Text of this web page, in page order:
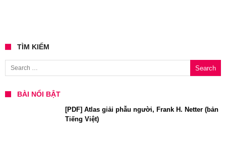
TÌM KIẾM
Search for:
BÀI NỔI BẬT
[PDF] Atlas giải phẫu người, Frank H. Netter (bản
Tiếng Việt)